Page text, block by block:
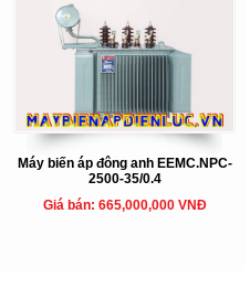
Máy biến áp đông anh EEMC.NPC-
2500-35/0.4
Giá bán: 665,000,000 VNĐ